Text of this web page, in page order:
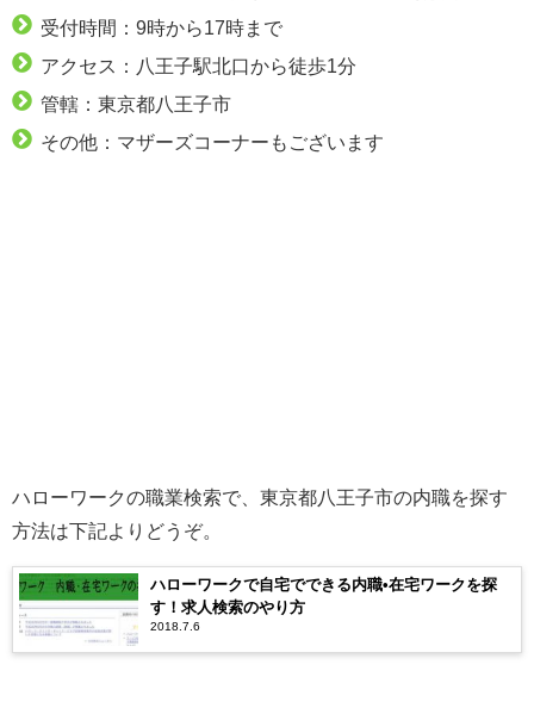
受付時間：9時から17時まで
アクセス：八王子駅北口から徒歩1分
管轄：東京都八王子市
その他：マザーズコーナーもございます
ハローワークの職業検索で、東京都八王子市の内職を探す
方法は下記よりどうぞ。
ハローワークで自宅でできる内職•在宅ワークを探
す！求人検索のやり方
2018.7.6